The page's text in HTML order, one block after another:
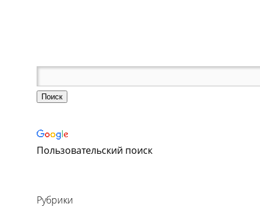
Пользовательский поиск
Рубрики